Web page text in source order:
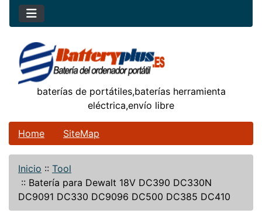
baterías de portátiles,baterías herramienta
eléctrica,envío libre
Home SiteMap
Inicio :: Tool
:: Batería para Dewalt 18V DC390 DC330N
DC9091 DC330 DC9096 DC500 DC385 DC410